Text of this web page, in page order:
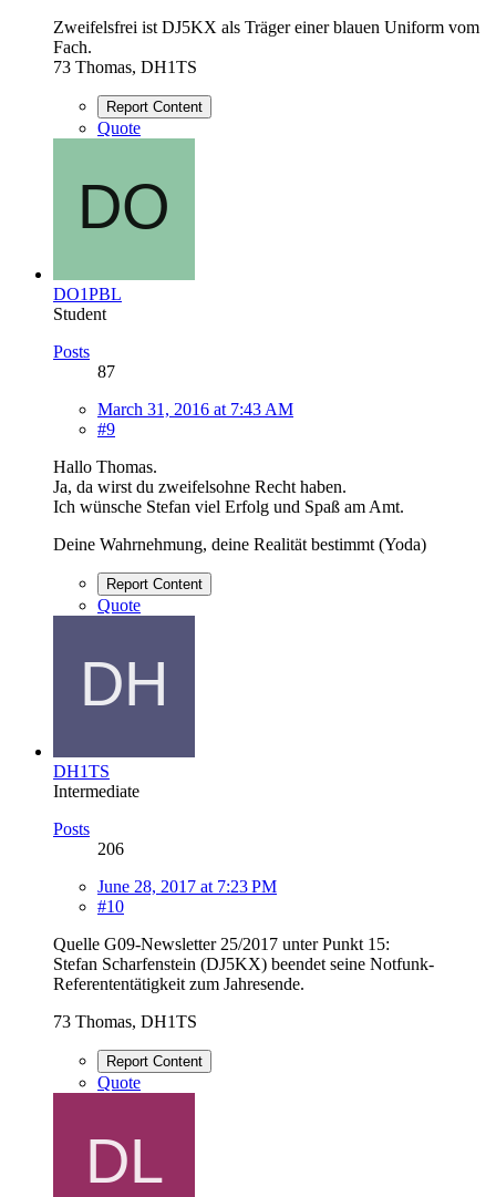
Zweifelsfrei ist DJ5KX als Träger einer blauen Uniform vom
Fach.
73 Thomas, DH1TS
Report Content
Quote
DO1PBL
Student
Posts
87
March 31, 2016 at 7:43 AM
#9
Hallo Thomas.
Ja, da wirst du zweifelsohne Recht haben.
Ich wünsche Stefan viel Erfolg und Spaß am Amt.
Deine Wahrnehmung, deine Realität bestimmt (Yoda)
Report Content
Quote
DH1TS
Intermediate
Posts
206
June 28, 2017 at 7:23 PM
#10
Quelle G09-Newsletter 25/2017 unter Punkt 15:
Stefan Scharfenstein (DJ5KX) beendet seine Notfunk-
Referententätigkeit zum Jahresende.
73 Thomas, DH1TS
Report Content
Quote